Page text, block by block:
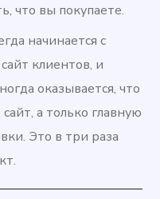
что вы покупаете.
начинается с
клиентов, и
оказывается, что
а только главную
Это в три раза